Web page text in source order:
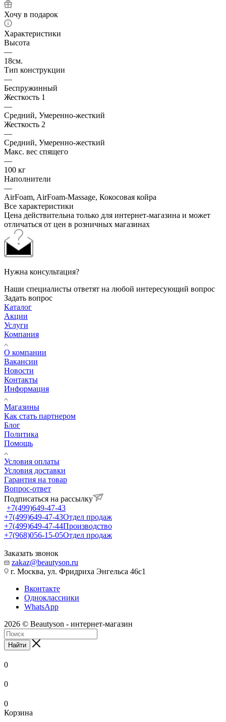
Хочу в подарок
Характеристики
Высота
—
18см.
Тип конструкции
—
Беспружинный
Жесткость 1
—
Средний, Умеренно-жесткий
Жесткость 2
—
Средний, Умеренно-жесткий
Макс. вес спящего
—
100 кг
Наполнители
—
AirFoam, AirFoam-Massage, Кокосовая койра
Все характеристики
Цена действительна только для интернет-магазина и может
отличаться от цен в розничных магазинах
Нужна консультация?
Наши специалисты ответят на любой интересующий вопрос
Задать вопрос
Каталог
Акции
Услуги
Компания
О компании
Вакансии
Новости
Контакты
Информация
Магазины
Как стать партнером
Блог
Политика
Помощь
Условия оплаты
Условия доставки
Гарантия на товар
Вопрос-ответ
Подписаться на рассылку
+7(499)649-47-43
+7(499)649-47-43Отдел продаж
+7(499)649-47-44Производство
+7(968)056-15-05Отдел продаж
Заказать звонок
zakaz@beautyson.ru
г. Москва, ул. Фридриха Энгельса 46с1
Вконтакте
Одноклассники
WhatsApp
2026 © Beautyson - интернет-магазин
Найти
0
0
0
Корзина